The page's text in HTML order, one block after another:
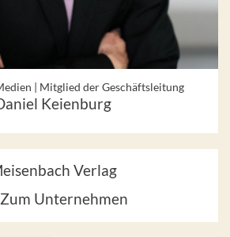
| Mitglied der Geschäftsleitung
Keienburg
Verlag
Zum Unternehmen